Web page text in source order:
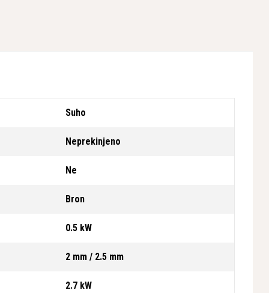
Suho
Neprekinjeno
Ne
Bron
0.5 kW
2 mm / 2.5 mm
2.7 kW